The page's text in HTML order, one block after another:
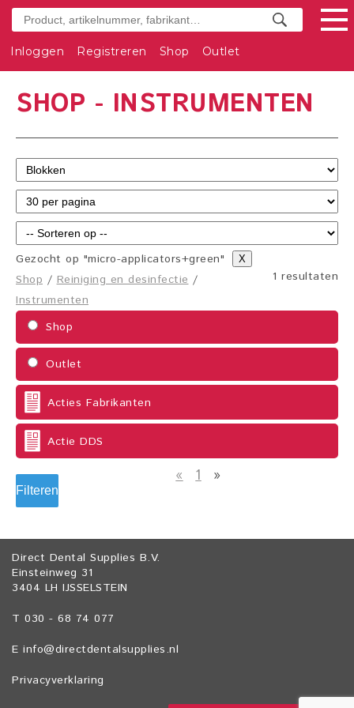
Inloggen Registreren Shop Outlet
SHOP - INSTRUMENTEN
Gezocht op "micro-applicators+green" X
1 resultaten
Shop /Reiniging en desinfectie/
Instrumenten
Shop
Outlet
Acties Fabrikanten
Actie DDS
Filteren
« 1 »
Direct Dental Supplies B.V.
Einsteinweg 31
3404 LH IJSSELSTEIN
T 030 - 68 74 077
E info@directdentalsupplies.nl
Privacyverklaring